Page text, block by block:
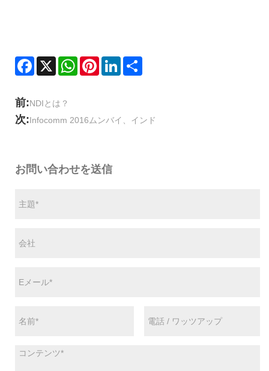
Facebook
X WhatsAppPinterestLinkedIn
前:NDIとは？
次:Infocomm 2016ムンバイ、インド
お問い合わせを送信